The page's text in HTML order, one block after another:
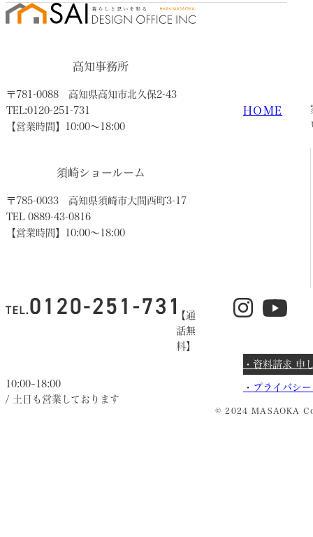
高知事務所
〒781-0088 高知県高知市北久保2-43
TEL:0120-251-731
【営業時間】10:00〜18:00
須崎ショールーム
〒785-0033 高知県須崎市大間西町3-17
TEL 0889-43-0816
【営業時間】10:00〜18:00
【通
話無
料】
10:00~18:00
/ 土日も営業しております
HOME
・資料請求 申
・ プライバシ
© 2024 MASAOKA